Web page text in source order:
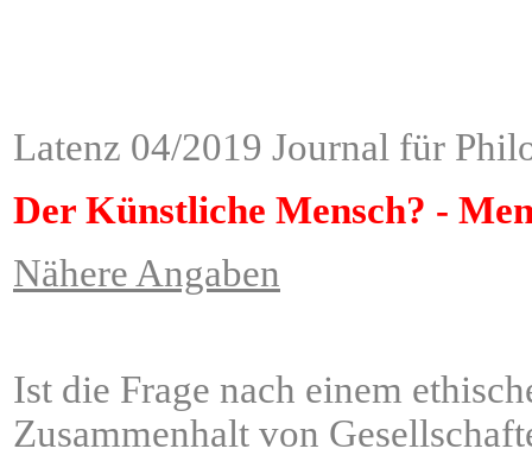
Latenz 04/2019 Journal für
Der Künstliche Mensch? -
Nähere Angaben
Ist die Frage nach einem
Zusammenhalt von